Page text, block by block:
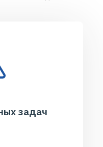
задач